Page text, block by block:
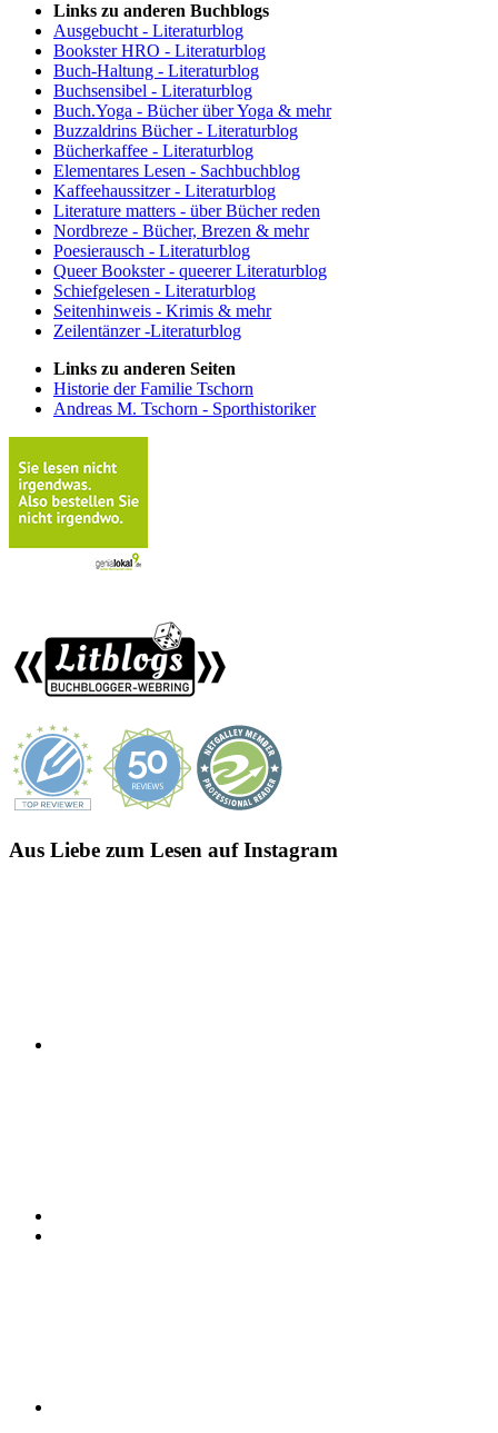
Links zu anderen Buchblogs
Ausgebucht - Literaturblog
Bookster HRO - Literaturblog
Buch-Haltung - Literaturblog
Buchsensibel - Literaturblog
Buch.Yoga - Bücher über Yoga & mehr
Buzzaldrins Bücher - Literaturblog
Bücherkaffee - Literaturblog
Elementares Lesen - Sachbuchblog
Kaffeehaussitzer - Literaturblog
Literature matters - über Bücher reden
Nordbreze - Bücher, Brezen & mehr
Poesierausch - Literaturblog
Queer Bookster - queerer Literaturblog
Schiefgelesen - Literaturblog
Seitenhinweis - Krimis & mehr
Zeilentänzer -Literaturblog
Links zu anderen Seiten
Historie der Familie Tschorn
Andreas M. Tschorn - Sporthistoriker
Aus Liebe zum Lesen auf Instagram